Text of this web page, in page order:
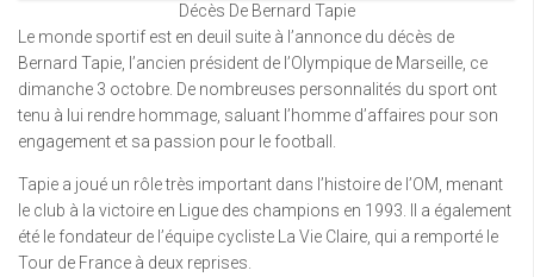
Décès De Bernard Tapie
Le monde sportif est en deuil suite à l’annonce du décès de
Bernard Tapie, l’ancien président de l’Olympique de Marseille, ce
dimanche 3 octobre. De nombreuses personnalités du sport ont
tenu à lui rendre hommage, saluant l’homme d’affaires pour son
engagement et sa passion pour le football.
Tapie a joué un rôle très important dans l’histoire de l’OM, menant
le club à la victoire en Ligue des champions en 1993. Il a également
été le fondateur de l’équipe cycliste La Vie Claire, qui a remporté le
Tour de France à deux reprises.